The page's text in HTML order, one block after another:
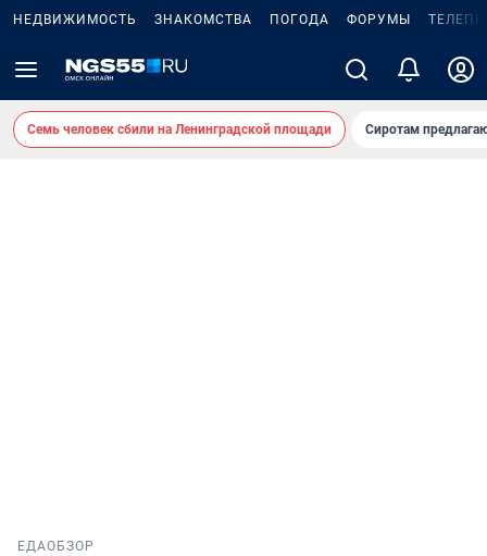
НЕДВИЖИМОСТЬ ЗНАКОМСТВА ПОГОДА ФОРУМЫ
Семь человек сбили на Ленинградской площади Сиротам
ЕДАОБЗОР